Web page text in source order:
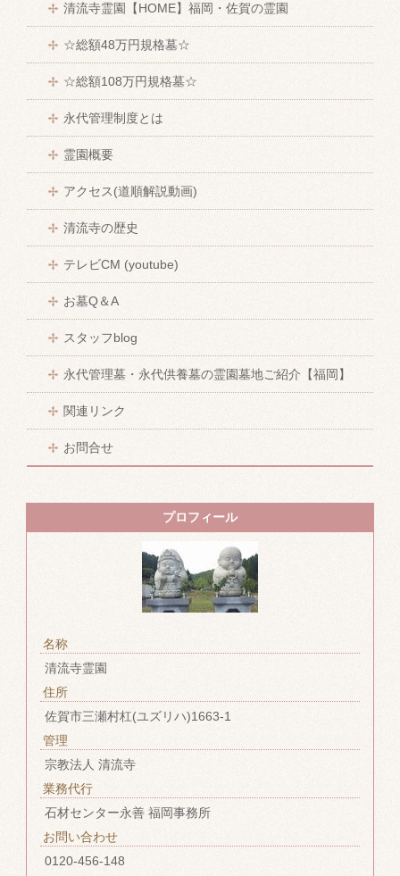
清流寺霊園【HOME】福岡・佐賀の霊園
☆総額48万円規格墓☆
☆総額108万円規格墓☆
永代管理制度とは
霊園概要
アクセス(道順解説動画)
清流寺の歴史
テレビCM (youtube)
お墓Q＆A
スタッフblog
永代管理墓・永代供養墓の霊園墓地ご紹介【福岡】
関連リンク
お問合せ
プロフィール
名称
清流寺霊園
住所
佐賀市三瀬村杠(ユズリハ)1663-1
管理
宗教法人 清流寺
業務代行
石材センター永善 福岡事務所
お問い合わせ
0120-456-148